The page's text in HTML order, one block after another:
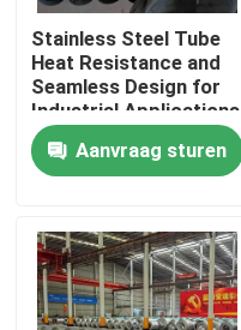
Kwaliteitscontrole
Contacteer ons
Nieuws
Gevallen
ss naadloze buis
Stainless Steel Tube
Heat Resistance and
Seamless Design for
Industrial Applications
Aanvraag sturen